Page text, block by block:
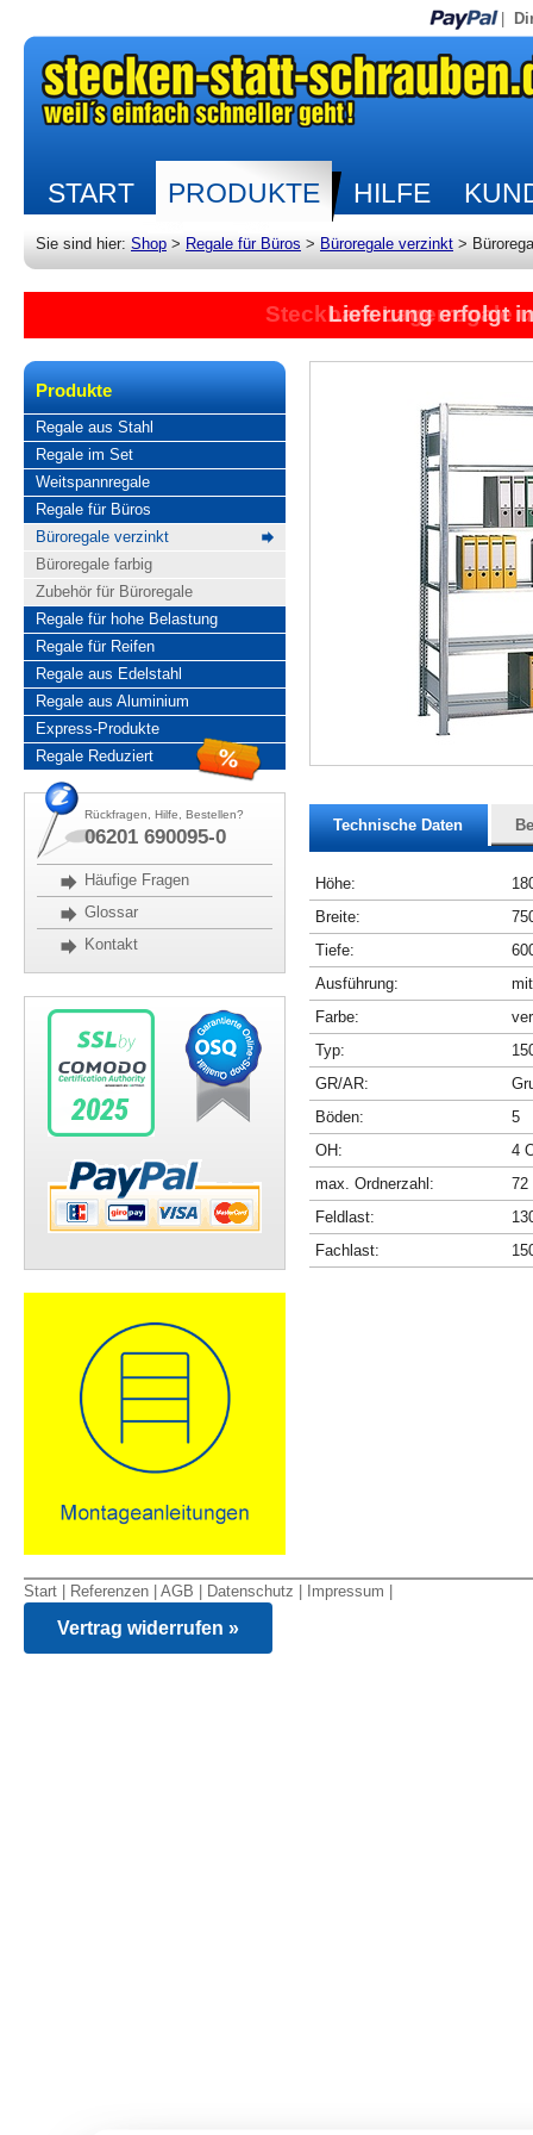
START PRODUKTE HILFE
Sie sind hier: Shop > Regale für Büros > Büroregale verzinkt >
Steckbare Lagerregale
Lieferung erfolgt
Produkte
Regale aus Stahl
Regale im Set
Weitspannregale
Regale für Büros
Büroregale verzinkt
Büroregale farbig
Zubehör für Büroregale
Regale für hohe Belastung
Regale für Reifen
Regale aus Edelstahl
Regale aus Aluminium
Express-Produkte
Regale Reduziert
Rückfragen, Hilfe, Bestellen?
06201 690095-0
Häufige Fragen
Glossar
Kontakt
Technische Daten
Höhe:
Breite:
Tiefe:
Ausführung:
Farbe:
Typ:
GR/AR:
Böden:
5
OH:
4
max. Ordnerzahl:
72
Feldlast:
Fachlast:
Start Referenzen AGB Datenschutz Impressum
Vertrag widerrufen »